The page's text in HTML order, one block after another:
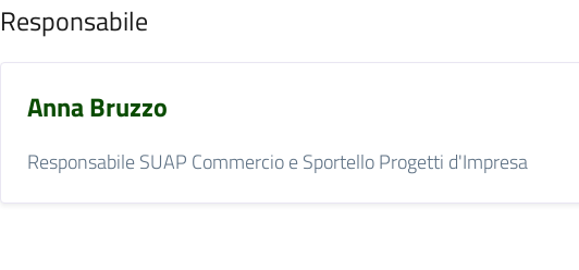
Responsabile
Anna Bruzzo
Responsabile SUAP Commercio e Sportello Progetti d'Impresa